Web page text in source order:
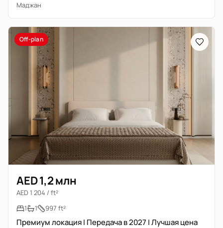
Маджан
Off-plan
AED 1,2 млн
AED 1 204 / ft²
1
1 997 ft²
Премиум локация | Передача в 2027 | Лучшая цена